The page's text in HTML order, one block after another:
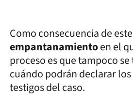
Como consecuencia de este
empantanamientoen el
proceso es que tampoco
cuándo podrán declarar
testigos del caso.